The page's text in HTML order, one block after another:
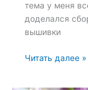
тема у меня
доделался
вышивки
Набор
Читать далее »